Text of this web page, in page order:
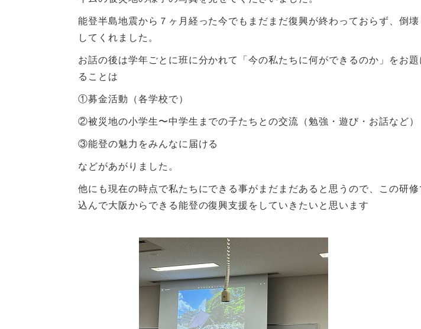
能登半島地震から７ヶ月経った今でもまだまだ復興が終わっておらず、倒
してくれました。
お話の後は学年ごとに班に分かれて「今の私たちに何ができるのか」をお
ることは
①募金活動（各学校で）
②被災地の小学生〜中学生までの子たちとの交流（勉強・遊び・お話など）
③能登の魅力をみんなに届ける
などがあがりました。
他にも現在の時点で私たちにできる事がまだまだあると思うので、この研
込んで大阪からできる能登の復興支援をしていきたいと思います